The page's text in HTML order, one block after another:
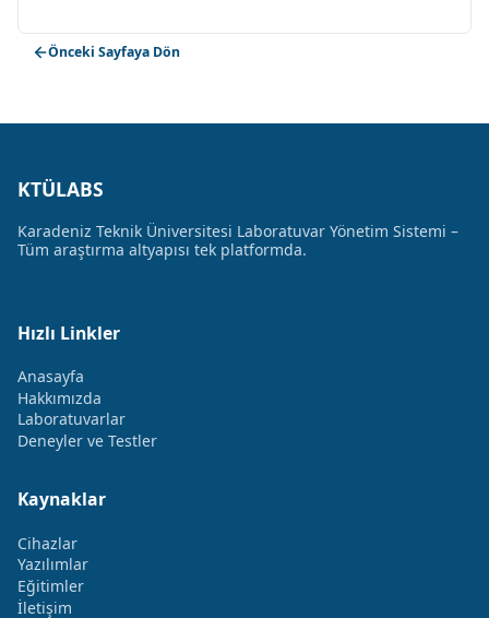
Önceki Sayfaya Dön
KTÜLABS
Karadeniz Teknik Üniversitesi Laboratuvar Yönetim Sistemi –
Tüm araştırma altyapısı tek platformda.
Hızlı Linkler
Anasayfa
Hakkımızda
Laboratuvarlar
Deneyler ve Testler
Kaynaklar
Cihazlar
Yazılımlar
Eğitimler
İletişim